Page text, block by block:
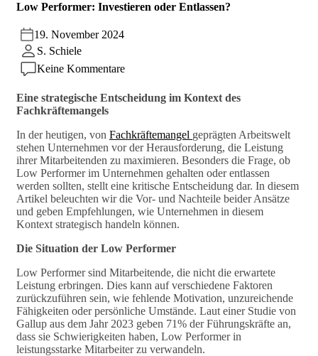
Low Performer: Investieren oder Entlassen?
19. November 2024
S. Schiele
Keine Kommentare
Eine strategische Entscheidung im Kontext des
Fachkräftemangels
In der heutigen, von Fachkräftemangel geprägten Arbeitswelt
stehen Unternehmen vor der Herausforderung, die Leistung
ihrer Mitarbeitenden zu maximieren. Besonders die Frage, ob
Low Performer im Unternehmen gehalten oder entlassen
werden sollten, stellt eine kritische Entscheidung dar. In diesem
Artikel beleuchten wir die Vor- und Nachteile beider Ansätze
und geben Empfehlungen, wie Unternehmen in diesem
Kontext strategisch handeln können.
Die Situation der Low Performer
Low Performer sind Mitarbeitende, die nicht die erwartete
Leistung erbringen. Dies kann auf verschiedene Faktoren
zurückzuführen sein, wie fehlende Motivation, unzureichende
Fähigkeiten oder persönliche Umstände. Laut einer Studie von
Gallup aus dem Jahr 2023 geben 71% der Führungskräfte an,
dass sie Schwierigkeiten haben, Low Performer in
leistungsstarke Mitarbeiter zu verwandeln.